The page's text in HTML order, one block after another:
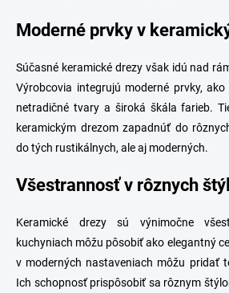
Moderné prvky v
Súčasné keramické drezy však idú nad
Výrobcovia integrujú moderné prvky,
netradičné tvary a široká škála farieb.
keramickým drezom zapadnúť do
do tých rustikálnych, ale aj moderných.
Všestrannosť v rôznych
Keramické drezy sú výnimočne
kuchyniach môžu pôsobiť ako elegantný
v moderných nastaveniach môžu pridať
Ich schopnosť prispôsobiť sa rôznym